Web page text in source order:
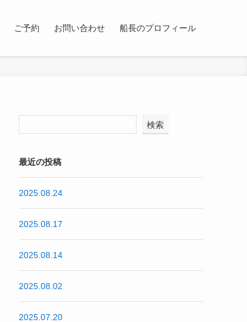
ご予約 お問い合わせ 船長のプロフィール
検索
最近の投稿
2025.08.24
2025.08.17
2025.08.14
2025.08.02
2025.07.20